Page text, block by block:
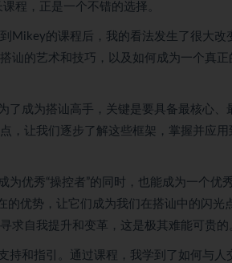
程，正是一个不错的选择。
Mikey的课程后，我的看法发生了很大改
讪的艺术和技巧，以及如何成为一个真正
了成为搭讪高手，关键是要具备最核心、
，让我们逐步了解这些框架，掌握并应用
优秀“操控者”的同时，也能成为一个优
的优势，让它们成为我们在搭讪中的闪光
求自我提升和变革，这是极其难能可贵的
和指引。通过课程，我学到了如何与人